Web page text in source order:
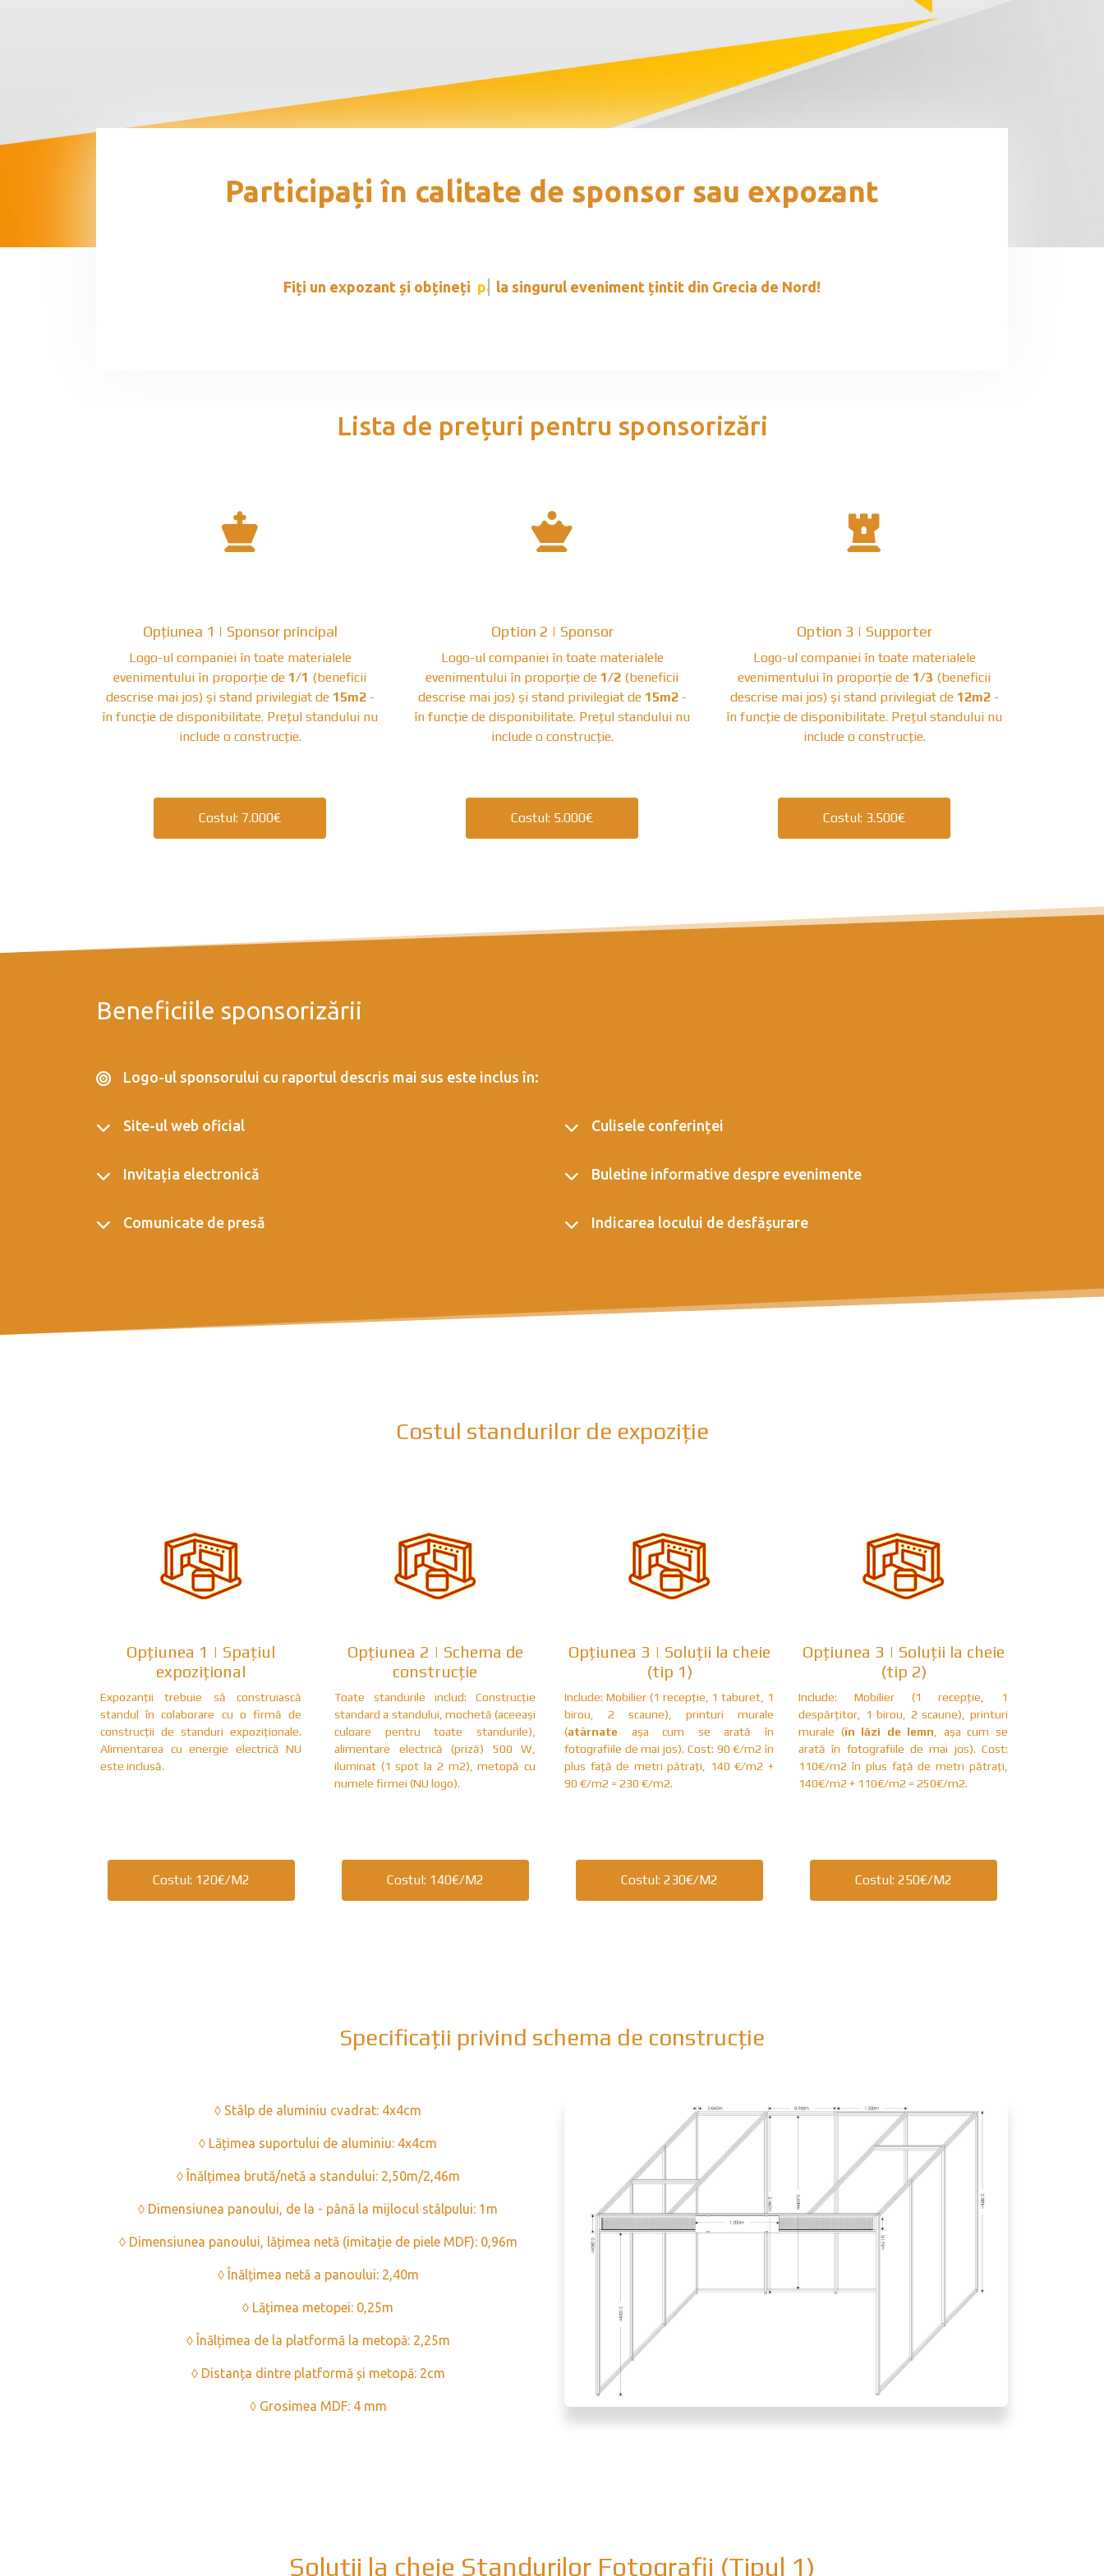
Participați în calitate de sponsor sau expozant
Fiți un expozant și obțineți parteneriate la singurul eveniment țintit din Grecia de Nord!
Lista de prețuri pentru sponsorizări
king
Opțiunea 1 | Sponsor principal
Logo-ul companiei în toate materialele
evenimentului în proporție de 1/1 (beneficii
descrise mai jos) și stand privilegiat de 15m2-
în funcție de disponibilitate. Prețul standului nu
include o construcție.
Costul: 7.000€
queen
Option 2 | Sponsor
Logo-ul companiei în toate materialele
evenimentului în proporție de 1/2 (beneficii
descrise mai jos) și stand privilegiat de 15m2-
în funcție de disponibilitate. Prețul standului nu
include o construcție.
Costul: 5.000€
rook
Option 3 | Supporter
Logo-ul companiei în toate materialele
evenimentului în proporție de 1/3 (beneficii
descrise mai jos) și stand privilegiat de 12m2-
în funcție de disponibilitate. Prețul standului nu
include o construcție.
Costul: 3.500€
Beneficiile sponsorizării
Logo-ul sponsorului cu raportul descris mai sus este inclus în:
Site-ul web oficial
Invitația electronică
Comunicate de presă
Culisele conferinței
Buletine informative despre evenimente
Indicarea locului de desfășurare
Costul standurilor de expoziție
Opțiunea 1 | Spațiul
expozițional
Expozanții trebuie să construiască
standul în colaborare cu o firmă de
construcții de standuri expoziționale.
Alimentarea cu energie electrică NU
este inclusă.
Opțiunea 2 | Schema de
construcție
Toate standurile includ: Construcție
standard a standului, mochetă (aceeași
culoare pentru toate standurile),
alimentare electrică (priză) 500 W,
iluminat (1 spot la 2 m2), metopă cu
numele firmei (NU logo).
Opțiunea 3 | Soluții la cheie
(tip 1)
Include: Mobilier (1 recepție, 1 taburet, 1
birou, 2 scaune), printuri murale
(atârnate așa cum se arată în
fotografiile de mai jos). Cost: 90 €/m2 în
plus față de metri pătrați, 140 €/m2 +
90 €/m2 = 230 €/m2.
Opțiunea 3 | Soluții la cheie
(tip 2)
Include: Mobilier (1 recepție, 1
despărțitor, 1 birou, 2 scaune), printuri
murale (în lăzi de lemn, așa cum se
arată în fotografiile de mai jos). Cost:
110€/m2 în plus față de metri pătrați,
140€/m2 + 110€/m2 = 250€/m2.
Costul: 120€/m2 Costul: 140€/m2 Costul: 230€/m2 Costul: 250€/m2
Specificații privind schema de construcție
◊ Stâlp de aluminiu cvadrat: 4x4cm
◊ Lățimea suportului de aluminiu: 4x4cm
◊ Înălțimea brută/netă a standului: 2,50m/2,46m
◊ Dimensiunea panoului, de la - până la mijlocul stâlpului: 1m
◊ Dimensiunea panoului, lățimea netă (imitație de piele MDF): 0,96m
◊ Înălțimea netă a panoului: 2,40m
◊ Lățimea metopei: 0,25m
◊ Înălțimea de la platformă la metopă: 2,25m
◊ Distanța dintre platformă și metopă: 2cm
◊ Grosimea MDF: 4 mm
Soluții la cheie Standurilor Fotografii (Tipul 1)